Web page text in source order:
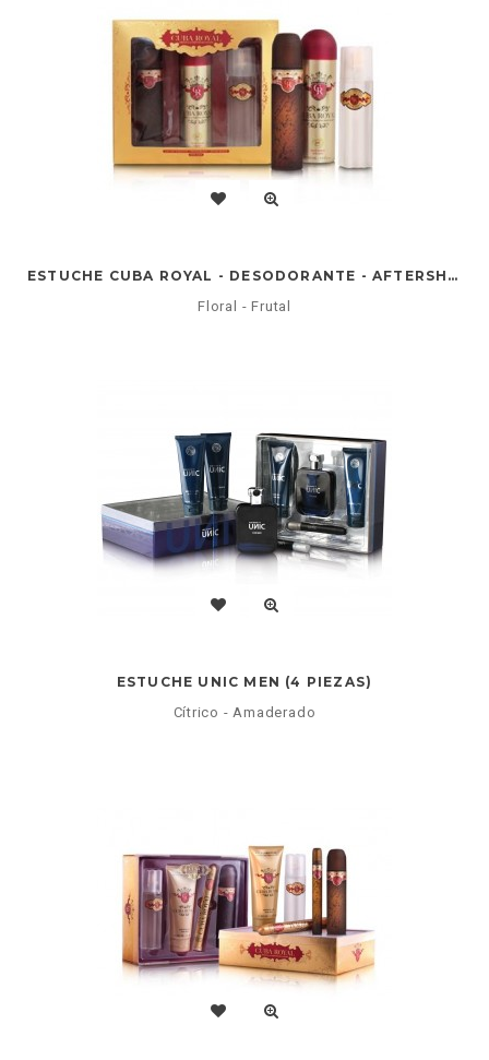
ESTUCHE CUBA ROYAL - DESODORANTE - AFTERSHAVE
Floral - Frutal
ESTUCHE UNIC MEN (4 PIEZAS)
Cítrico - Amaderado